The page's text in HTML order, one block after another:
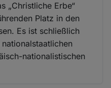
„Christliche Erbe“
Platz in den
Es ist schließlich
nationalistischen